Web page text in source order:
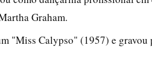
Graham.
"Miss Calypso" (1957) e gravou